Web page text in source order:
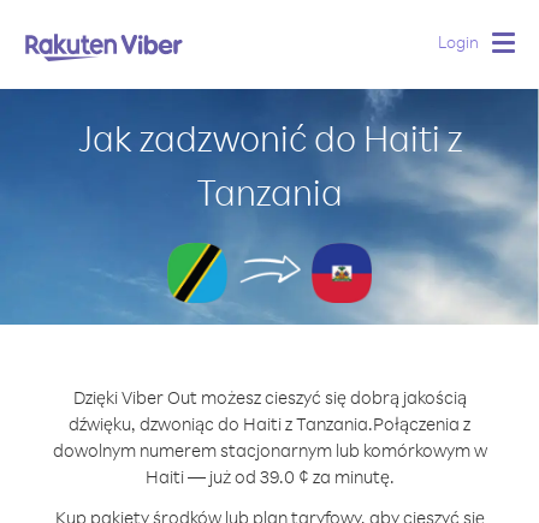
Login
Jak zadzwonić do Haiti z
Tanzania
Dzięki Viber Out możesz cieszyć się dobrą jakością
dźwięku, dzwoniąc do Haiti z Tanzania.Połączenia z
dowolnym numerem stacjonarnym lub komórkowym w
Haiti — już od 39.0 ¢ za minutę.
Kup pakiety środków lub plan taryfowy, aby cieszyć się